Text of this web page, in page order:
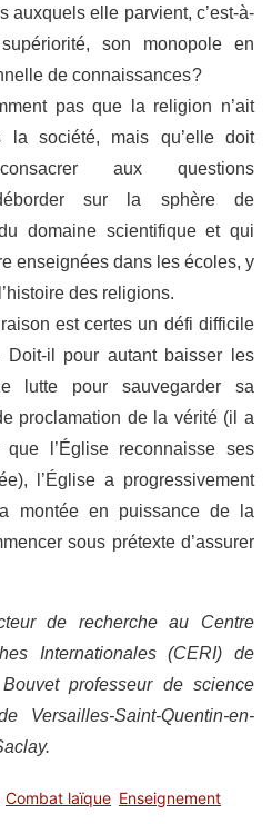
auxquels elle parvient, c’est-à-
son monopole en
de connaissances ?
pas que la religion n’ait
la société, mais qu’elle doit
aux questions
sur la sphère de
domaine scientifique et qui
enseignées dans les écoles, y
des religions.
est certes un défi difficile
Doit-il pour autant baisser les
lutte pour sauvegarder sa
proclamation de la vérité (il a
l’Église reconnaisse ses
l’Église a progressivement
montée en puissance de la
sous prétexte d’assurer
de recherche au Centre
Internationales (CERI) de
professeur de science
Versailles-Saint-Quentin-en-
Combat laïque Enseignement